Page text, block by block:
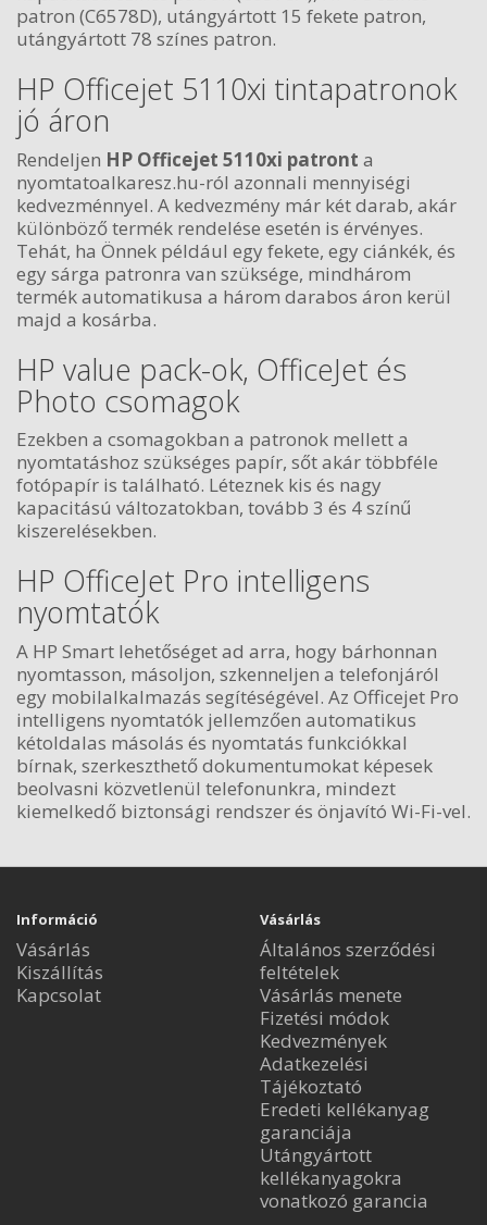
patron (C6578D), utángyártott 15 fekete patron,
utángyártott 78 színes patron.
HP Officejet 5110xi tintapatronok
jó áron
Rendeljen HP Officejet 5110xi patront a
nyomtatoalkaresz.hu-ról azonnali mennyiségi
kedvezménnyel. A kedvezmény már két darab, akár
különböző termék rendelése esetén is érvényes.
Tehát, ha Önnek például egy fekete, egy ciánkék, és
egy sárga patronra van szüksége, mindhárom
termék automatikusa a három darabos áron kerül
majd a kosárba.
HP value pack-ok, OfficeJet és
Photo csomagok
Ezekben a csomagokban a patronok mellett a
nyomtatáshoz szükséges papír, sőt akár többféle
fotópapír is található. Léteznek kis és nagy
kapacitású változatokban, tovább 3 és 4 színű
kiszerelésekben.
HP OfficeJet Pro intelligens
nyomtatók
A HP Smart lehetőséget ad arra, hogy bárhonnan
nyomtasson, másoljon, szkenneljen a telefonjáról
egy mobilalkalmazás segítéségével. Az Officejet Pro
intelligens nyomtatók jellemzően automatikus
kétoldalas másolás és nyomtatás funkciókkal
bírnak, szerkeszthető dokumentumokat képesek
beolvasni közvetlenül telefonunkra, mindezt
kiemelkedő biztonsági rendszer és önjavító Wi-Fi-vel.
Információ
Vásárlás
Kiszállítás
Kapcsolat
Vásárlás
Általános szerződési
feltételek
Vásárlás menete
Fizetési módok
Kedvezmények
Adatkezelési
Tájékoztató
Eredeti kellékanyag
garanciája
Utángyártott
kellékanyagokra
vonatkozó garancia